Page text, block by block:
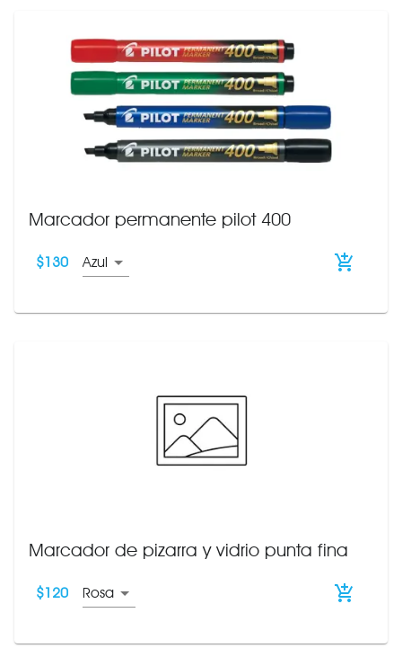
Marcador permanente pilot 400
$130 Azul
Marcador de pizarra y vidrio punta fina
$120 Rosa